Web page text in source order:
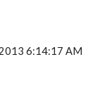
6:14:17 AM